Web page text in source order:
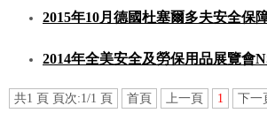
2015年10月德國杜塞爾多夫安全保
2014年全美安全及勞保用品展覽會
共1 頁 頁次:1/1 頁 首頁 上一頁 1 下一